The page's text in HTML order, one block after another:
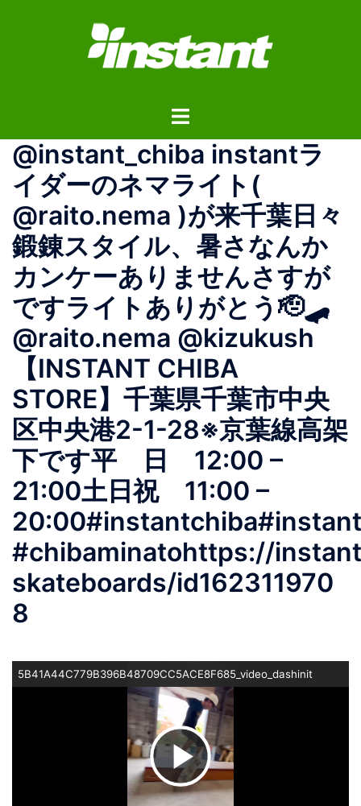
ス
ト
ル
メ
ニ
ュ
@instant_chiba instantラ
イダーのネマライト(
@raito.nema )が来千葉日々
鍛錬スタイル、暑さなんか
カンケーありませんさすが
ですライトありがとう🫡🛹
@raito.nema @kizukush
【INSTANT CHIBA
STORE】千葉県千葉市中央
区中央港2-1-28※京葉線高架
下です平 日 12:00 –
21:00土日祝 11:00 –
#chibaminatohttps://
skateboards/id162311970
8
5B41A44C779B396B48709CC5ACE8F685_video_dashinit
ビ